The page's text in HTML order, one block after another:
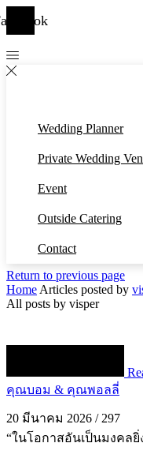
Wedding Planner
Private Wedding
Event
Outside Catering
Contact
Return to previous page
Home Articles posted by
All posts by visper
คุณบอม & คุณพอลลี่
20 มีนาคม 2026 / 297
“ในโอกาสอันเป็นมงคลยิ่